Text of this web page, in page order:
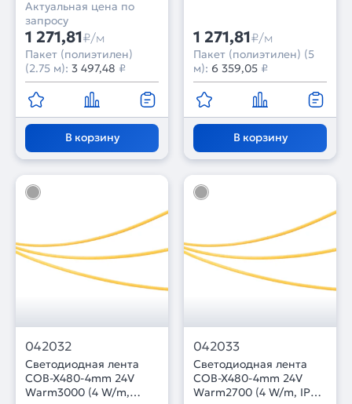
Актуальная цена по
запросу
1 271,81₽/м
Пакет (полиэтилен)
(2.75 м): 3 497,48 ₽
В корзину
1 271,81₽/м
Пакет (полиэтилен) (5
м): 6 359,05 ₽
В корзину
042032
Светодиодная лента
COB-X480-4mm 24V
Warm3000 (4 W/m,
042033
Светодиодная лента
COB-X480-4mm 24V
Warm2700 (4 W/m, IP20,